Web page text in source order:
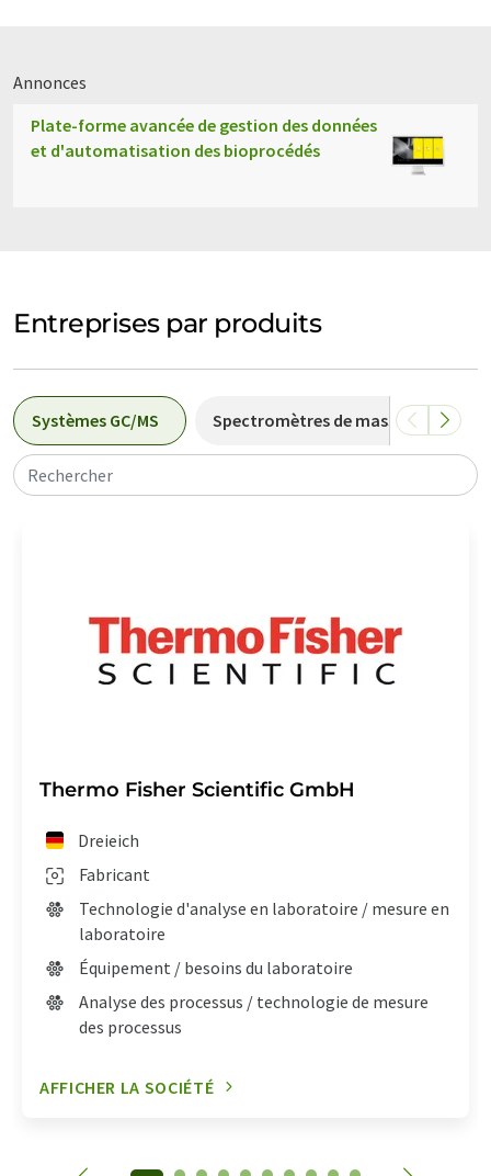
Annonces
Plate-forme avancée de gestion des données
et d'automatisation des bioprocédés
Entreprises par produits
Systèmes GC/MS Spectromètres de masse TOF
Rechercher
Thermo Fisher Scientific GmbH
Fabricant
Dreieich
Technologie d'analyse en laboratoire / mesure en
laboratoire
Équipement / besoins du laboratoire
Analyse des processus / technologie de mesure
des processus
AFFICHER LA SOCIÉTÉ